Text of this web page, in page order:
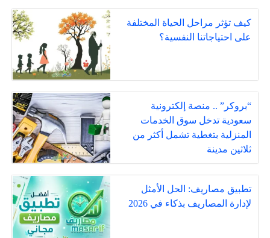
كيف تؤثر مراحل الحياة المختلفة
على احتياجاتنا النفسية؟
“بروكر” .. منصة إلكترونية
سعودية تدخل سوق الخدمات
المنزلية بتغطية تشمل أكثر من
ثلاثين مدينة
تطبيق مصاريف: الحل الأمثل
لإدارة المصاريف بذكاء في 2026